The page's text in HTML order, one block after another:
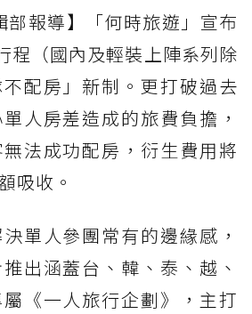
部報導】「何時旅遊」宣布
程（國內及輕裝上陣系列除
配房」新制。更打破過去
人房差造成的旅費負擔，
法成功配房，衍生費用將
吸收。
單人參團常有的邊緣感，
出涵蓋台、韓、泰、越、
《一人旅行企劃》，主打